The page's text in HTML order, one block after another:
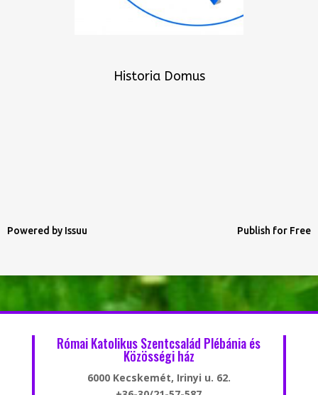
Historia Domus
Powered by Issuu Publish for Free
Római Katolikus Szentcsalád Plébánia és
Közösségi ház
6000 Kecskemét, Irinyi u. 62.